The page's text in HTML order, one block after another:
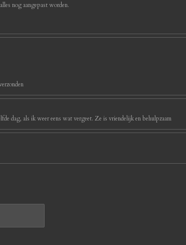
nog aangepast worden.
dag, als ik weer eens wat vergeet. Ze is vriendelijk en behulpzaam